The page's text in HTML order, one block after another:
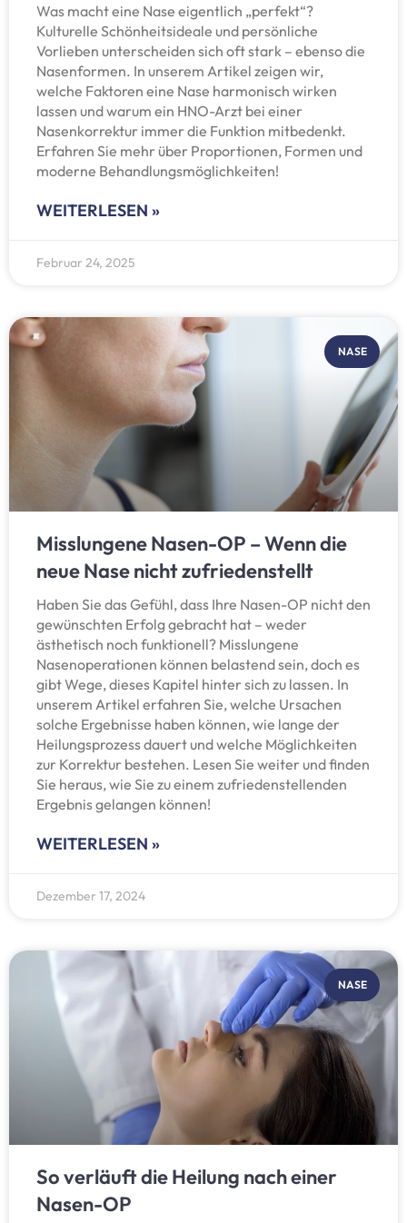
Was macht eine Nase eigentlich „perfekt“?
Kulturelle Schönheitsideale und persönliche
Vorlieben unterscheiden sich oft stark – ebenso die
Nasenformen. In unserem Artikel zeigen wir,
welche Faktoren eine Nase harmonisch wirken
lassen und warum ein HNO-Arzt bei einer
Nasenkorrektur immer die Funktion mitbedenkt.
Erfahren Sie mehr über Proportionen, Formen und
moderne Behandlungsmöglichkeiten!
WEITERLESEN »
Februar 24, 2025
NASE
Misslungene Nasen-OP – Wenn die
neue Nase nicht zufriedenstellt
Haben Sie das Gefühl, dass Ihre Nasen-OP nicht den
gewünschten Erfolg gebracht hat – weder
ästhetisch noch funktionell? Misslungene
Nasenoperationen können belastend sein, doch es
gibt Wege, dieses Kapitel hinter sich zu lassen. In
unserem Artikel erfahren Sie, welche Ursachen
solche Ergebnisse haben können, wie lange der
Heilungsprozess dauert und welche Möglichkeiten
zur Korrektur bestehen. Lesen Sie weiter und finden
Sie heraus, wie Sie zu einem zufriedenstellenden
Ergebnis gelangen können!
WEITERLESEN »
Dezember 17, 2024
NASE
So verläuft die Heilung nach einer
Nasen-OP